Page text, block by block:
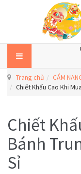
Trang chủ
CẨM
Chiết Khấu Cao Khi
Chiết
Bánh
Sỉ